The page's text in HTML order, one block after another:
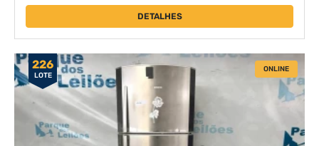
DETALHES
226
LOTE
ONLINE